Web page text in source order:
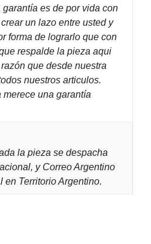
es de por vida con
un lazo entre usted y
forma de lograrlo que con
respalde la pieza aqui
que desde nuestra
nuestros articulos.
una garantía
la pieza se despacha
y Correo Argentino
en Territorio Argentino.